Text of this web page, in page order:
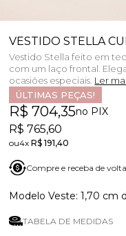
VESTIDO STELLA
Vestido Stella feito em
com um laço frontal.
ocasiões especiais. Ler
ÚLTIMAS PEÇAS!
R$ 704,35no PIX
R$ 765,60
4xR$ 191,40
Compre e receba de
1,70 cm
TABELA DE MEDIDAS